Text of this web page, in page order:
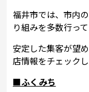
福井市では、市内
り組みを多数行って
安定した集客が望
店情報をチェックし
■ふくみち